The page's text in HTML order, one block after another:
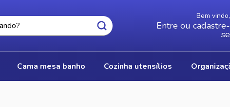
Bem vindo,
Entre ou cadastre-
se
cama mesa banho cozinha utensílios